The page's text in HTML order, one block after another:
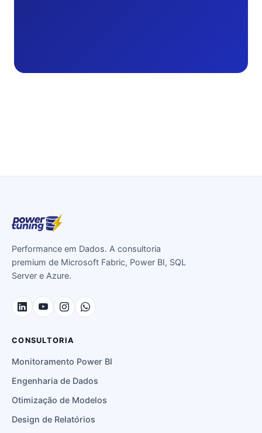
Performance em Dados. A consultoria
premium de Microsoft Fabric, Power BI, SQL
Server e Azure.
CONSULTORIA
Monitoramento Power BI
Engenharia de Dados
Otimização de Modelos
Design de Relatórios